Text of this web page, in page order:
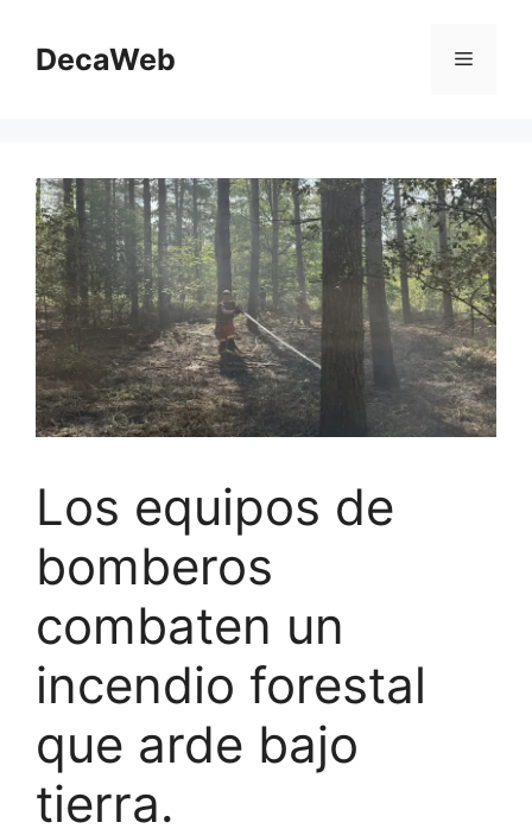
contenido
DecaWeb Menú
Los equipos de
bomberos
combaten un
incendio forestal
que arde bajo
tierra.